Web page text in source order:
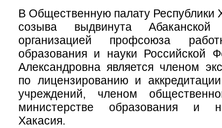
В Общественную палату Республики
созыва выдвинута Абаканской
организацией профсоюза
образования и науки Российской
Александровна является членом
по лицензированию и
учреждений, членом
министерстве образования и
Хакасия.